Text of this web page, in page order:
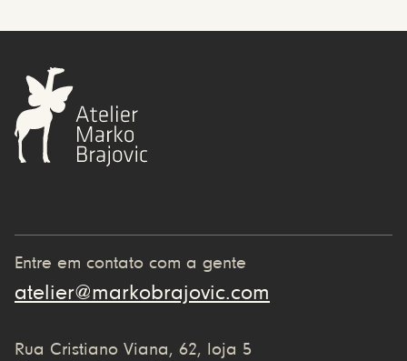
Entre em contato com a gente
atelier@markobrajovic.com
Rua Cristiano Viana, 62, loja 5